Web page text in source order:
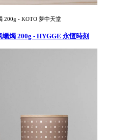
200g - KOTO 夢中天堂
燭 200g - HYGGE 永恆時刻